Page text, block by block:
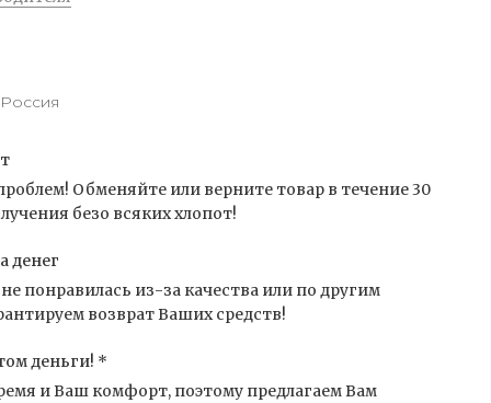
Россия
Обменяйте или верните товар в течение 30
безо всяких хлопот!
денег
понравилась из-за качества или по другим
возврат Ваших средств!
деньги! *
и Ваш комфорт, поэтому предлагаем Вам